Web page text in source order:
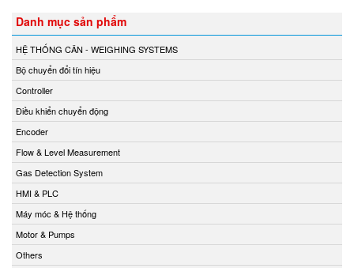
Danh mục sản phẩm
HỆ THỐNG CÂN - WEIGHING SYSTEMS
Bộ chuyển đổi tín hiệu
Controller
Điều khiển chuyển động
Encoder
Flow & Level Measurement
Gas Detection System
HMI & PLC
Máy móc & Hệ thống
Motor & Pumps
Others